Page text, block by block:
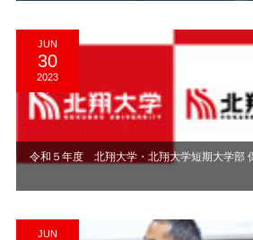
JUN
30
2023
令和５年度 北翔大学・北翔大学短期大学部
JUN